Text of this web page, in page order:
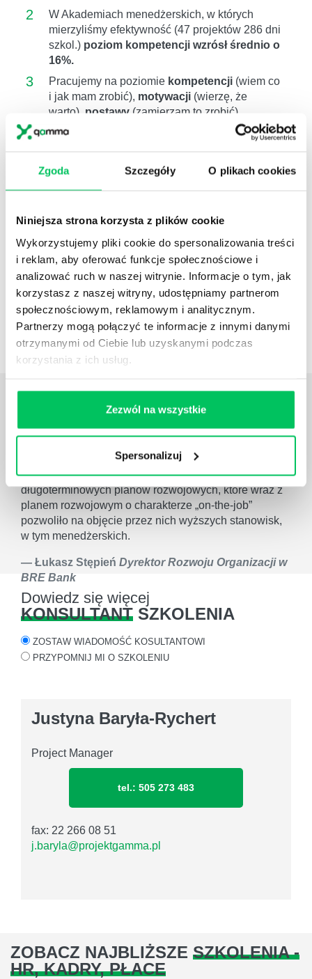
Zgoda Szczegóły O plikach cookies
Niniejsza strona korzysta z plików cookie
Wykorzystujemy pliki cookie do spersonalizowania treści
i reklam, aby oferować funkcje społecznościowe i
analizować ruch w naszej witrynie. Informacje o tym, jak
korzystasz z naszej witryny, udostępniamy partnerom
społecznościowym, reklamowym i analitycznym.
Partnerzy mogą połączyć te informacje z innymi danymi
otrzymanymi od Ciebie lub uzyskanymi podczas
korzystania z ich usług.
Zezwól na wszystkie
Spersonalizuj
2
W Akademiach menedżerskich, w których
mierzyliśmy efektywność (47 projektów 286 dni
szkol.) poziom kompetencji wzrósł średnio o
16%.
3 Pracujemy na poziomie kompetencji (wiem co
i jak mam zrobić), motywacji (wierzę, że
warto), postawy (zamierzam to zrobić) ,
wdrożenia
amerykańskie centrum Center for American
Progress, koszt zastąpienia pracowników
wynosiokoło 16%
zwiększa się do 100%.
Szkolenie związane z:
Power point
Prezentacje online
PowerPoint 2010
PowerPoint 2019
PowerPoint online
Power point szkolenie
OPINIEO SZKOLENIACH
Pracownicy uczestniczący w szkoleniu w
w zakresie objętym szkoleniem. Szkolenie
zmotywowało bowiem pracowników do przygotowania
długoterminowych planów rozwojowych, które wraz z
planem rozwojowym o charakterze „on-the-job”
pozwoliło na objęcie przez nich wyższych stanowisk,
w tym menedżerskich.
Łukasz Stępień Dyrektor Rozwoju Organizacji w
BRE Bank
Dowiedz się więcej
KONSULTANT SZKOLENIA
ZOSTAW WIADOMOŚĆ KOSULTANTOWI
PRZYPOMNIJ MI O SZKOLENIU
Justyna Baryła-Rychert
Project Manager
tel.: 505 273 483
fax: 22 266 08 51
j.baryla@projektgamma.pl
ZOBACZ NAJBLIŻSZE SZKOLENIA -
HR, KADRY, PŁACE